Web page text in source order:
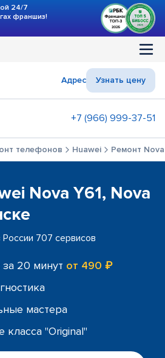
24/7
франшиз!
Адрес Узнать цену
+7 (966) 999-37-51
телефонов Huawei Ремонт
Nova Y61, Nova
России 707 сервисов
20 минут от 490 ₽
мастера
"Original"